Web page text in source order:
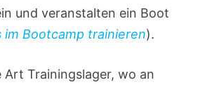
und veranstalten ein Boot
im Bootcamp trainieren).
Art Trainingslager, wo an